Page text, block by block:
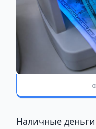
Наличные